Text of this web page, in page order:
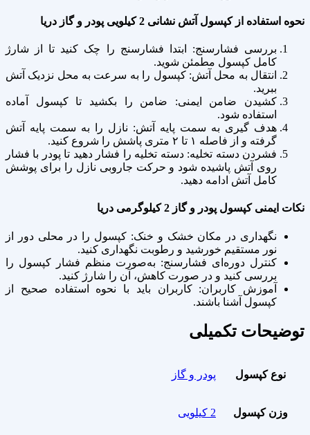
نحوه استفاده از کپسول آتش نشانی 2 کیلویی پودر و گاز دریا
بررسی فشارسنج: ابتدا فشارسنج را چک کنید تا از شارژ
کامل کپسول مطمئن شوید.
انتقال به محل آتش: کپسول را به سرعت به محل نزدیک آتش
ببرید.
کشیدن ضامن ایمنی: ضامن را بکشید تا کپسول آماده
استفاده شود.
هدف‌ گیری به سمت پایه آتش: نازل را به سمت پایه آتش
گرفته و از فاصله ۱ تا ۲ متری پاشش را شروع کنید.
فشردن دسته تخلیه: دسته تخلیه را فشار دهید تا پودر با فشار
روی آتش پاشیده شود و حرکت جاروبی نازل را برای پوشش
کامل آتش ادامه دهید.
نکات ایمنی کپسول پودر و گاز 2 کیلوگرمی دریا
نگهداری در مکان خشک و خنک: کپسول را در محلی دور از
نور مستقیم خورشید و رطوبت نگهداری کنید.
کنترل دوره‌ای فشارسنج: به‌صورت منظم فشار کپسول را
بررسی کنید و در صورت کاهش، آن را شارژ کنید.
آموزش کاربران: کاربران باید با نحوه استفاده صحیح از
کپسول آشنا باشند.
توضیحات تکمیلی
نوع کپسول پودر و گاز
وزن کپسول 2 کیلویی